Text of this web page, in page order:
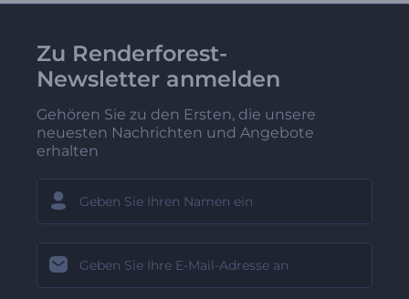
Zu Renderforest-
Newsletter anmelden
Gehören Sie zu den Ersten, die unsere
neuesten Nachrichten und Angebote
erhalten